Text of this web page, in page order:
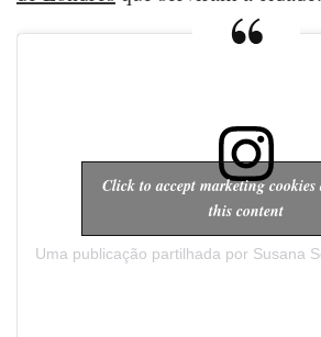
Click to accept marketing cookies
this content